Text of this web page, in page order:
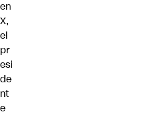
en
X,
el
pr
esi
de
nt
e